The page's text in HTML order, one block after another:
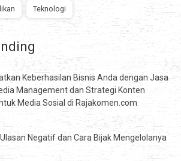
Teknologi
Keberhasilan Bisnis Anda dengan Jasa
Management dan Strategi Konten
Media Sosial di Rajakomen.com
Negatif dan Cara Bijak Mengelolanya